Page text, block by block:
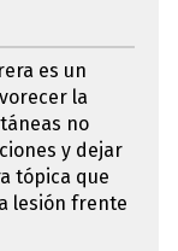
es un
la
no
y dejar
tópica que
lesión frente